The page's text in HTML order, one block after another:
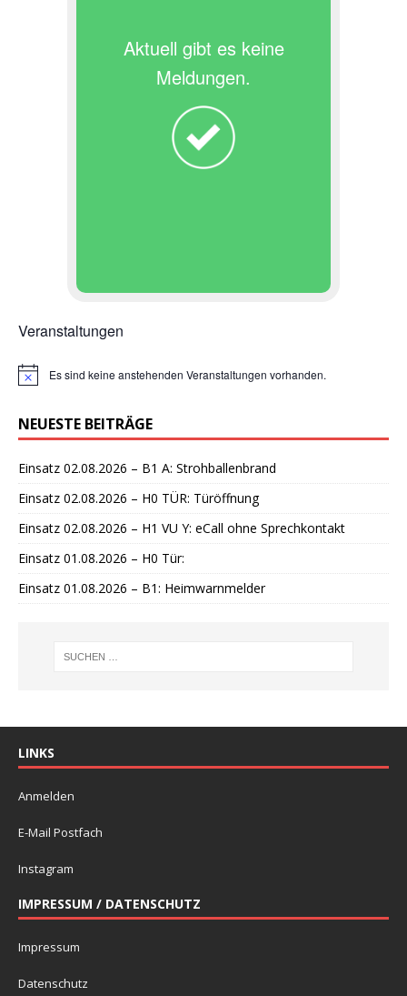
Aktuell gibt es keine
Meldungen.
Veranstaltungen
H
w
e
s
Es sind keine anstehenden Veranstaltungen vorhanden.
NEUESTE BEITRÄGE
Einsatz 02.08.2026 – B1 A: Strohballenbrand
Einsatz 02.08.2026 – H0 TÜR: Türöffnung
Einsatz 02.08.2026 – H1 VU Y: eCall ohne Sprechkontakt
Einsatz 01.08.2026 – H0 Tür:
Einsatz 01.08.2026 – B1: Heimwarnmelder
LINKS
Anmelden
E-Mail Postfach
Instagram
IMPRESSUM / DATENSCHUTZ
Impressum
Datenschutz